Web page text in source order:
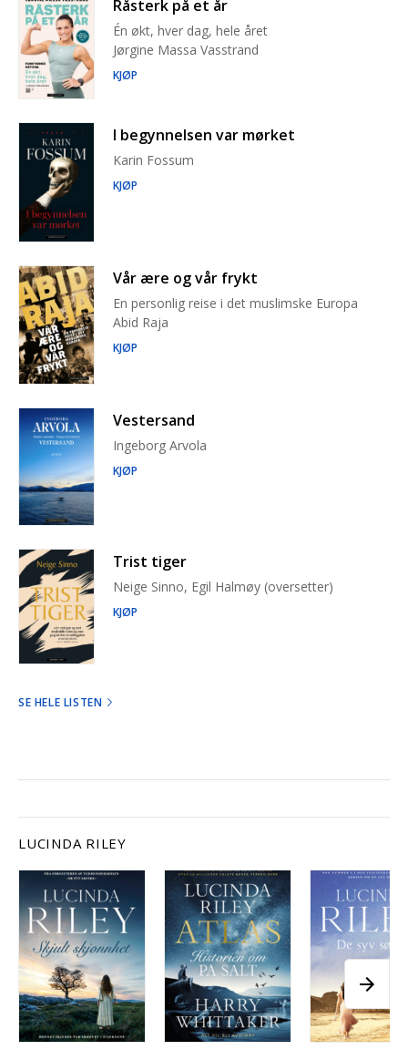
Råsterk på et år
Én økt, hver dag, hele året
Jørgine Massa Vasstrand
KJØP
I begynnelsen var mørket
Karin Fossum
KJØP
Vår ære og vår frykt
En personlig reise i det muslimske Europa
Abid Raja
KJØP
Vestersand
Ingeborg Arvola
KJØP
Trist tiger
Neige Sinno, Egil Halmøy (oversetter)
KJØP
SE HELE LISTEN
LUCINDA RILEY